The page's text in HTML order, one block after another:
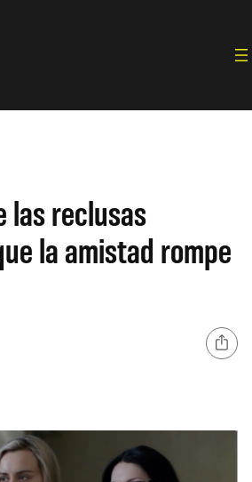
las reclusas
la amistad rompe